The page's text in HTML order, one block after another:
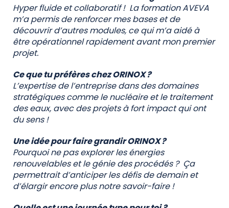
Hyper fluide et collaboratif ! La formation AVEVA
m’a permis de renforcer mes bases et de
découvrir d’autres modules, ce qui m’a aidé à
être opérationnel rapidement avant mon premier
projet.
Ce que tu préfères chez ORINOX ?
L’expertise de l’entreprise dans des domaines
stratégiques comme le nucléaire et le traitement
des eaux, avec des projets à fort impact qui ont
du sens !
Une idée pour faire grandir ORINOX ?
Pourquoi ne pas explorer les énergies
renouvelables et le génie des procédés ? Ça
permettrait d’anticiper les défis de demain et
d’élargir encore plus notre savoir-faire !